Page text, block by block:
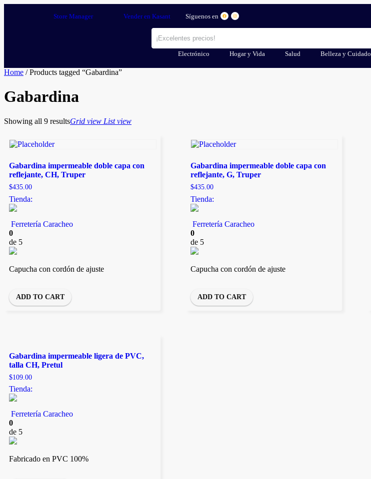
Store Manager Vender en Kasant Síguenos en
Electrónico Hogar y Vida Salud Belleza y Cuidado
Home / Products tagged “Gabardina”
Gabardina
Showing all 9 resultsGrid view List view
Gabardina impermeable doble capa con
reflejante, CH, Truper
$435.00
Tienda:
Ferretería Caracheo
0
de 5
Capucha con cordón de ajuste
ADD TO CART
Gabardina impermeable doble capa con
reflejante, G, Truper
$435.00
Tienda:
Ferretería Caracheo
0
de 5
Capucha con cordón de ajuste
ADD TO CART
Gabardina impermeable ligera de PVC,
talla CH, Pretul
$109.00
Tienda:
Ferretería Caracheo
0
de 5
Fabricado en PVC 100%